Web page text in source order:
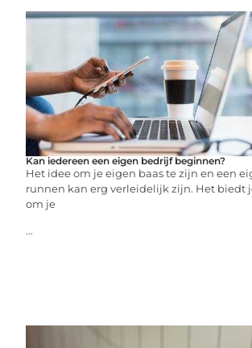
Kan iedereen een eigen bedrijf beginnen?
Het idee om je eigen baas te zijn en een
runnen kan erg verleidelijk zijn. Het biedt
om je
...